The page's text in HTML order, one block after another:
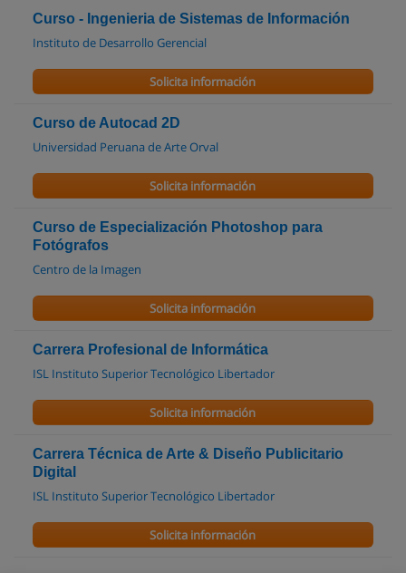
Curso - Ingenieria de Sistemas de Información
Instituto de Desarrollo Gerencial
Solicita información
Curso de Autocad 2D
Universidad Peruana de Arte Orval
Solicita información
Curso de Especialización Photoshop para
Fotógrafos
Centro de la Imagen
Solicita información
Carrera Profesional de Informática
ISL Instituto Superior Tecnológico Libertador
Solicita información
Carrera Técnica de Arte & Diseño Publicitario
Digital
ISL Instituto Superior Tecnológico Libertador
Solicita información